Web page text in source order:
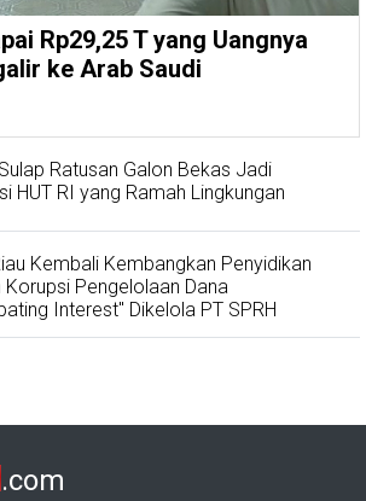
Rp29,25 T yang Uangnya
ke Arab Saudi
Ratusan Galon Bekas Jadi
HUT RI yang Ramah Lingkungan
Kembali Kembangkan Penyidikan
Korupsi Pengelolaan Dana
Interest" Dikelola PT SPRH
.com